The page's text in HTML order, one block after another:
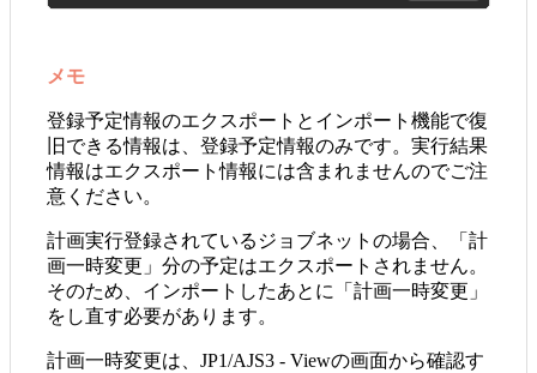
メモ
登録予定情報のエクスポートとインポート機能で復
旧できる情報は、登録予定情報のみです。実行結果
情報はエクスポート情報には含まれませんのでご注
意ください。
計画実行登録されているジョブネットの場合、「計
画一時変更」分の予定はエクスポートされません。
そのため、インポートしたあとに「計画一時変更」
をし直す必要があります。
計画一時変更は、JP1/AJS3 - Viewの画面から確認す